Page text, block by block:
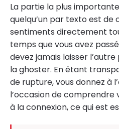
La partie la plus
quelqu’un par texto est de
sentiments directement
temps que vous avez
devez jamais laisser
la ghoster. En étant
de rupture, vous donnez à
l’occasion de
à la connexion, ce qui est